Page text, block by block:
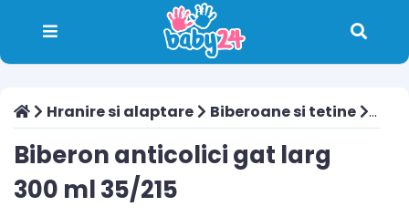
Hranire si alaptare Biberoane si tetine
Biberon anticolici gat larg
300 ml 35/215